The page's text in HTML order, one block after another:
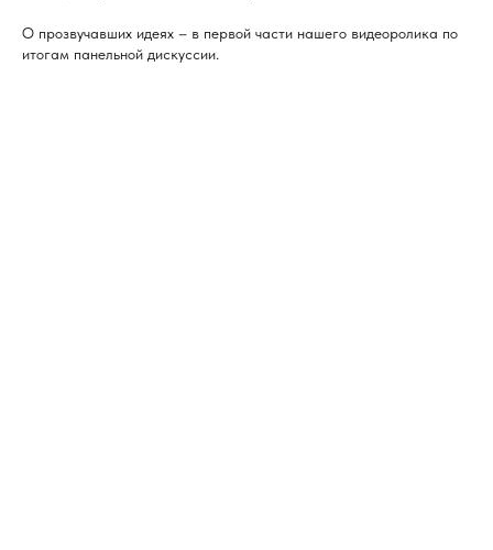
О прозвучавших идеях – в первой части нашего видеоролика по
итогам панельной дискуссии.